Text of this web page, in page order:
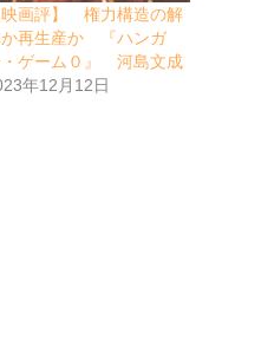
映画評】 権力構造の解
再生産か 『ハンガ
・ゲーム０』 河島文成
年12月12日